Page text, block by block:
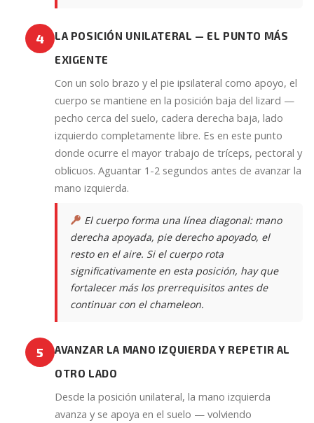
4
LA POSICIÓN UNILATERAL — EL PUNTO MÁS
EXIGENTE
Con un solo brazo y el pie ipsilateral como apoyo, el
cuerpo se mantiene en la posición baja del lizard —
pecho cerca del suelo, cadera derecha baja, lado
izquierdo completamente libre. Es en este punto
donde ocurre el mayor trabajo de tríceps, pectoral y
oblicuos. Aguantar 1-2 segundos antes de avanzar la
mano izquierda.
El cuerpo forma una línea diagonal: mano
derecha apoyada, pie derecho apoyado, el
resto en el aire. Si el cuerpo rota
significativamente en esta posición, hay que
fortalecer más los prerrequisitos antes de
continuar con el chameleon.
5
AVANZAR LA MANO IZQUIERDA Y REPETIR AL
OTRO LADO
Desde la posición unilateral, la mano izquierda
avanza y se apoya en el suelo — volviendo